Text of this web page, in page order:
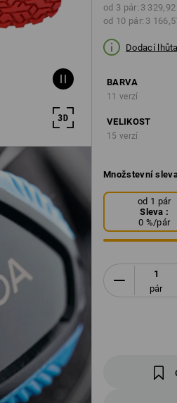
od 3 pár: 3
od 10 pár: 3
Dodací
BARVA
11 verzí
VELIKOST
15 verzí
Množstevní
od 1 pár
Sleva :
0 %/pár
pár